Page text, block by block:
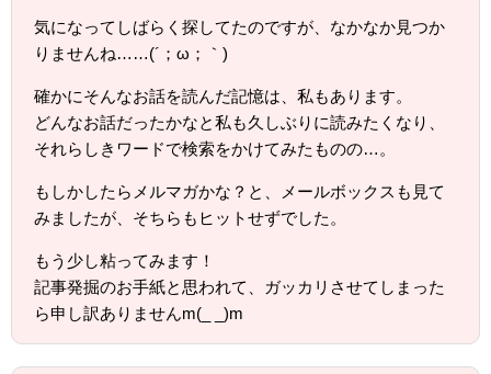
気になってしばらく探してたのですが、なかなか見つか
りませんね……(´；ω；｀)
確かにそんなお話を読んだ記憶は、私もあります。
どんなお話だったかなと私も久しぶりに読みたくなり、
それらしきワードで検索をかけてみたものの…。
もしかしたらメルマガかな？と、メールボックスも見て
みましたが、そちらもヒットせずでした。
もう少し粘ってみます！
記事発掘のお手紙と思われて、ガッカリさせてしまった
ら申し訳ありませんm(_ _)m